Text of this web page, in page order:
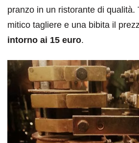
pranzo in un ristorante di qualità.
mitico tagliere e una bibita il
intorno ai 15 euro.